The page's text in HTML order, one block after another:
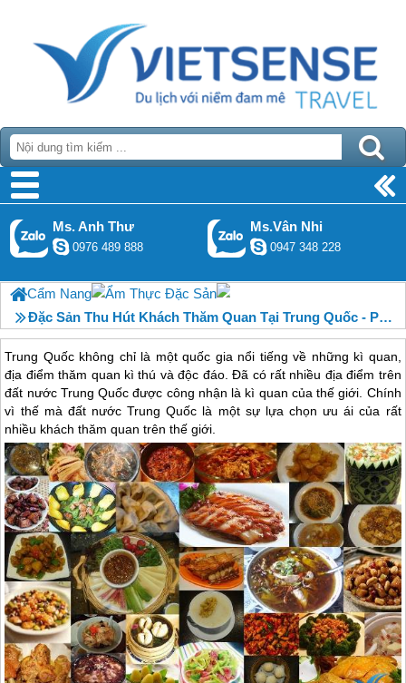
Ms. Anh Thư
0976 489 888
Ms.Vân Nhi
0947 348 228
Cẩm Nang
Ẩm Thực Đặc Sản
Đặc Sản Thu Hút Khách Thăm Quan Tại Trung Quốc - Phần 1
Trung Quốc không chỉ là một quốc gia nổi tiếng về những kì quan,
địa điểm thăm quan kì thú và độc đáo. Đã có rất nhiều địa điểm trên
đất nước Trung Quốc được công nhận là kì quan của thế giới. Chính
vì thế mà đất nước Trung Quốc là một sự lựa chọn ưu ái của rất
nhiều khách thăm quan trên thế giới.